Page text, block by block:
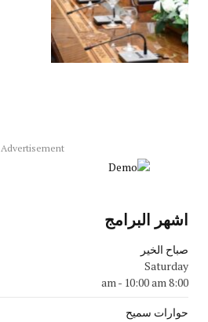
Advertisement
اشهر البرامج
صباح الخير
Saturday
8:00 am
- 10:00 am
حوارات سميح